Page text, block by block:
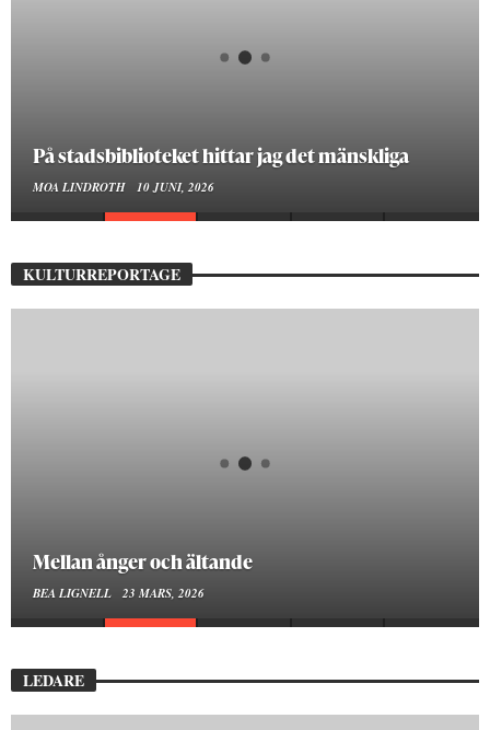
På stadsbiblioteket hittar jag det mänskliga
MOA LINDROTH 10 JUNI, 2026
KULTURREPORTAGE
Mellan ånger och ältande
BEA LIGNELL 23 MARS, 2026
LEDARE